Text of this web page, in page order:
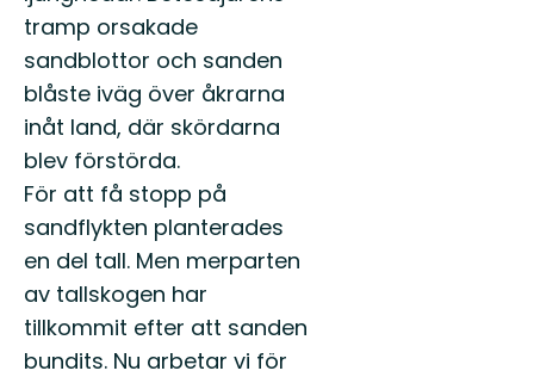
tramp orsakade
sandblottor och sanden
blåste iväg över åkrarna
inåt land, där skördarna
blev förstörda.
För att få stopp på
sandflykten planterades
en del tall. Men merparten
av tallskogen har
tillkommit efter att sanden
bundits. Nu arbetar vi för